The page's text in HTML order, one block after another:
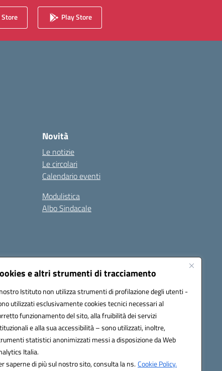
e altri strumenti di tracciamento
Istituto non utilizza strumenti di profilazione degli utenti -
utilizzati esclusivamente cookies tecnici necessari al
funzionamento del sito, alla fruibilità dei servizi
e alla sua accessibilità – sono utilizzati, inoltre,
statistici anonimizzati messi a disposizione da Web
Italia.
saperne di più sul nostro sito, consulta la ns.Cookie Policy.
Play Store
Novità
Le notizie
Le circolari
Calendario eventi
Modulistica
Albo Sindacale